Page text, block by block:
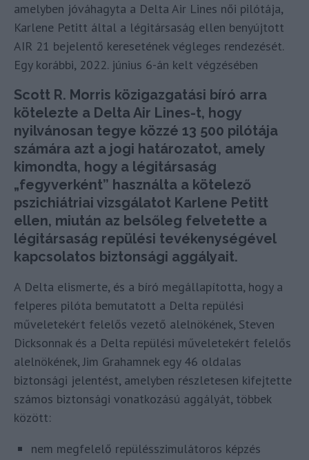
amelyben jóváhagyta a Delta Air Lines női pilótája,
Karlene Petitt által a légitársaság ellen benyújtott
AIR 21 bejelentő keresetének végleges rendezését.
Egy korábbi, 2022. június 6-án kelt végzésében
Scott R. Morris közigazgatási bíró arra
kötelezte a Delta Air Lines-t, hogy
nyilvánosan tegye közzé 13 500 pilótája
számára azt a jogi határozatot, amely
kimondta, hogy a légitársaság
„fegyverként” használta a kötelező
pszichiátriai vizsgálatot Karlene Petitt
ellen, miután az belsőleg felvetette a
légitársaság repülési tevékenységével
kapcsolatos biztonsági aggályait.
A Delta elismerte, és a bíró megállapította, hogy a
felperes pilóta bemutatott a Delta repülési
műveletekért felelős vezető alelnökének, Steven
Dicksonnak és a Delta repülési műveletekért felelős
alelnökének, Jim Grahamnek egy 46 oldalas
biztonsági jelentést, amelyben részletesen kifejtette
számos biztonsági vonatkozású aggályát, többek
között:
nem megfelelő repülésszimulátoros képzés